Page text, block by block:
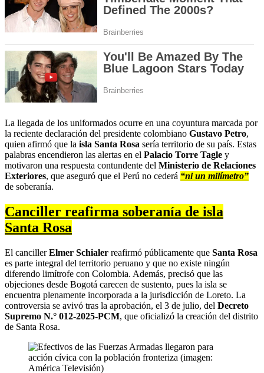
La llegada de los uniformados ocurre en una coyuntura marcada por
la reciente declaración del presidente colombiano Gustavo Petro,
quien afirmó que la isla Santa Rosa sería territorio de su país. Estas
palabras encendieron las alertas en el Palacio Torre Tagle y
motivaron una respuesta contundente del Ministerio de Relaciones
Exteriores, que aseguró que el Perú no cederá “ni un milímetro”
de soberanía.
Canciller reafirma soberanía de isla
Santa Rosa
El cancillerElmer Schialer reafirmó públicamente que Santa Rosa
es parte integral del territorio peruano y que no existe ningún
diferendo limítrofe con Colombia. Además, precisó que las
objeciones desde Bogotá carecen de sustento, pues la isla se
encuentra plenamente incorporada a la jurisdicción de Loreto. La
controversia se avivó tras la aprobación, el 3 de julio, del Decreto
Supremo N.° 012-2025-PCM, que oficializó la creación del distrito
de Santa Rosa.